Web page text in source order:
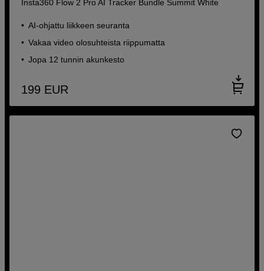
Insta360 Flow 2 Pro AI Tracker Bundle Summit White
AI-ohjattu liikkeen seuranta
Vakaa video olosuhteista riippumatta
Jopa 12 tunnin akunkesto
199 EUR